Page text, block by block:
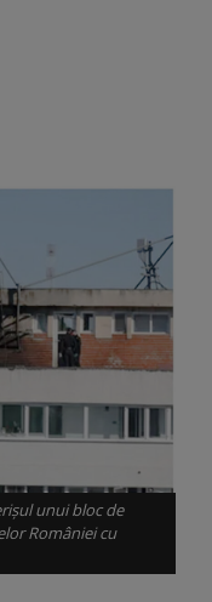
unui bloc de
României cu